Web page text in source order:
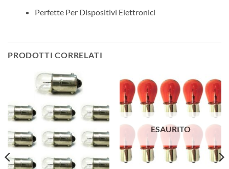
Perfette Per Dispositivi Elettronici
PRODOTTI CORRELATI
ESAURITO